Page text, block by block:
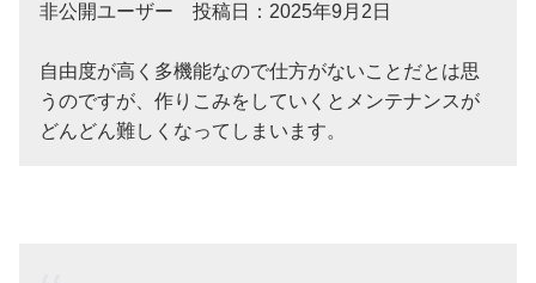
非公開ユーザー 投稿日：2025年9月2日
自由度が高く多機能なので仕方がないことだとは思
うのですが、作りこみをしていくとメンテナンスが
どんどん難しくなってしまいます。